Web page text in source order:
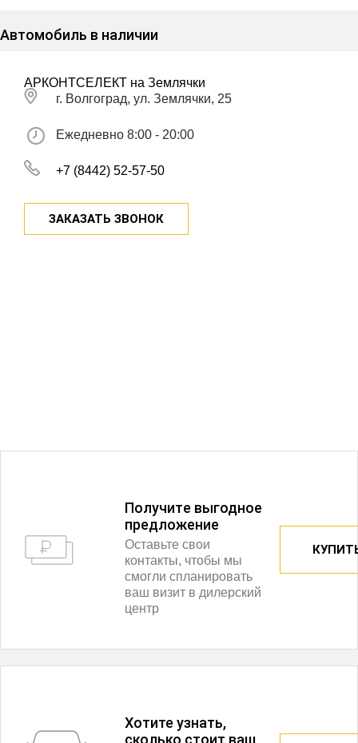
Автомобиль в наличии
АРКОНТСЕЛЕКТ на Землячки
г. Волгоград, ул. Землячки, 25
Ежедневно 8:00 - 20:00
+7 (8442) 52-57-50
ЗАКАЗАТЬ ЗВОНОК
Получитe выгодное
предложение
Оставьте свои
контакты, чтобы мы
смогли спланировать
ваш визит в дилерский
центр
Хотите узнать,
сколько стоит ваш